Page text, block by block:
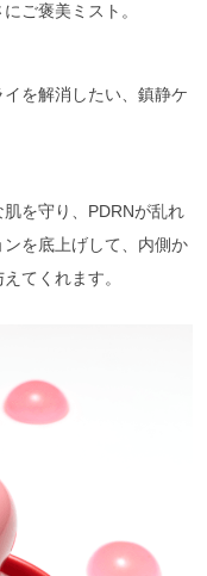
ご褒美ミスト。
を解消したい、鎮静ケ
を守り、PDRNが乱れ
を底上げして、内側か
てくれます。